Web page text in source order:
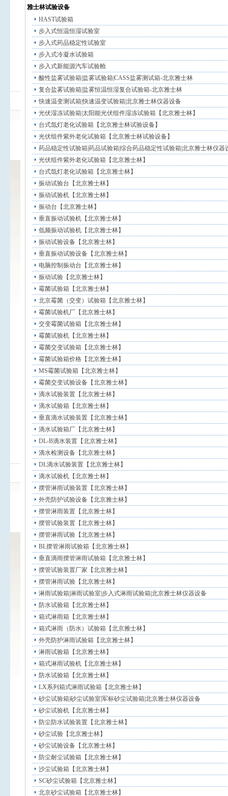
雅士林试验设备
HAST试验箱
步入式恒温恒湿试验室
步入式药品稳定性试验室
步入式冷凝水试验箱
步入式新能源汽车试验舱
酸性盐雾试验箱|盐雾试验箱|CASS盐雾测试箱-北京雅士林
复合盐雾试验箱|盐雾恒温恒湿复合试验箱-北京雅士林
快速温变测试箱|快速温变试验箱|北京雅士林仪器设备
光伏湿冻试验箱|太阳能光伏组件湿冻试验箱【北京雅士林】
台式氙灯老化试验箱【北京雅士林试验设备】
光伏组件紫外老化试验箱【北京雅士林试验设备】
药品稳定性试验箱|药品试验箱|综合药品稳定性试验箱|北京雅士林仪器
光伏组件紫外老化试验箱【北京雅士林】
台式氙灯老化试验箱【北京雅士林】
振动试验台【北京雅士林】
振动试验机【北京雅士林】
振动台【北京雅士林】
垂直振动试验机【北京雅士林】
低频振动试验机【北京雅士林】
振动试验设备【北京雅士林】
垂直振动试验设备【北京雅士林】
电脑控制振动台【北京雅士林】
振动试验【北京雅士林】
霉菌试验箱【北京雅士林】
北京霉菌（交变）试验箱【北京雅士林】
霉菌试验机厂【北京雅士林】
交变霉菌试验箱【北京雅士林】
霉菌试验机【北京雅士林】
霉菌交变试验箱【北京雅士林】
霉菌试验箱价格【北京雅士林】
MS霉菌试验箱【北京雅士林】
霉菌交变试验设备【北京雅士林】
滴水试验装置【北京雅士林】
滴水试验箱【北京雅士林】
垂直滴水试验装置【北京雅士林】
滴水试验箱厂【北京雅士林】
DL-B滴水装置【北京雅士林】
滴水检测设备【北京雅士林】
DL滴水试验装置【北京雅士林】
滴水试验机【北京雅士林】
摆管淋雨试验装置【北京雅士林】
外壳防护试验设备【北京雅士林】
摆管淋雨装置【北京雅士林】
摆管试验装置【北京雅士林】
摆管淋雨试验【北京雅士林】
BL摆管淋雨试验箱【北京雅士林】
垂直滴雨摆管淋雨试验箱【北京雅士林】
摆管试验装置厂家【北京雅士林】
摆管淋雨试验【北京雅士林】
淋雨试验箱|淋雨试验室|步入式淋雨试验箱|北京雅士林仪器设备
防水试验箱【北京雅士林】
箱式淋雨箱【北京雅士林】
箱式淋雨（防水）试验箱【北京雅士林】
外壳防护淋雨试验箱【北京雅士林】
淋雨试验箱【北京雅士林】
箱式淋雨试验机【北京雅士林】
防水试验箱【北京雅士林】
LX系列箱式淋雨试验箱【北京雅士林】
砂尘试验箱|砂尘试验室|军标砂尘试验箱|北京雅士林仪器设备
砂尘试验机【北京雅士林】
防尘防水试验装置【北京雅士林】
砂尘试验【北京雅士林】
砂尘试验设备【北京雅士林】
防尘耐尘试验箱【北京雅士林】
沙尘试验箱【北京雅士林】
SC砂尘试验箱【北京雅士林】
北京砂尘试验箱【北京雅士林】